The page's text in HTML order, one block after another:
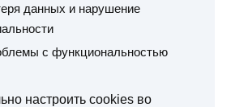
данных и нарушение
с функциональностью
настроить cookies во